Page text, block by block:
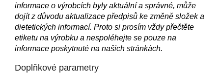
informace o výrobcích byly aktuální a správné, může
dojít z důvodu aktualizace předpisů ke změně složek a
dietetických informací. Proto si prosím vždy přečtěte
etiketu na výrobku a nespoléhejte se pouze na
informace poskytnuté na našich stránkách.
Doplňkové parametry